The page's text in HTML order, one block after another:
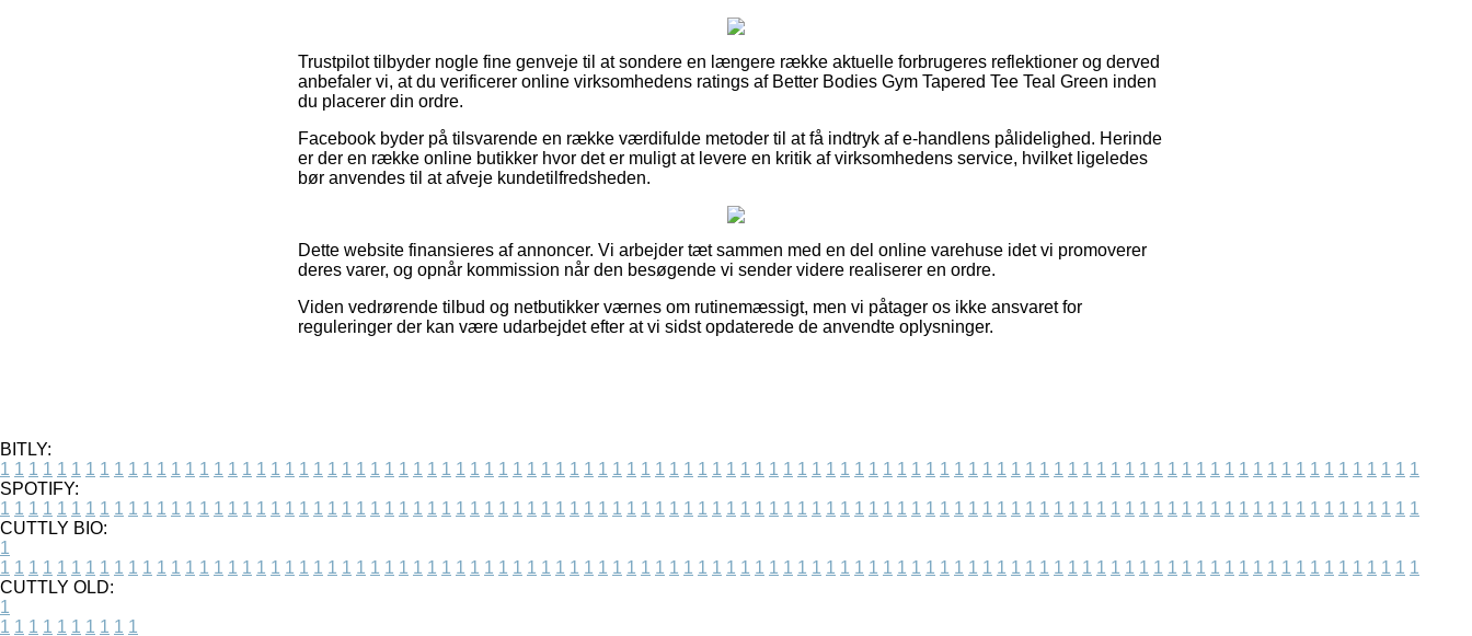
Trustpilot tilbyder nogle fine genveje til at sondere en længere række aktuelle forbrugeres reflektioner og derved
anbefaler vi, at du verificerer online virksomhedens ratings af Better Bodies Gym Tapered Tee Teal Green inden
du placerer din ordre.
Facebook byder på tilsvarende en række værdifulde metoder til at få indtryk af e-handlens pålidelighed. Herinde
er der en række online butikker hvor det er muligt at levere en kritik af virksomhedens service, hvilket ligeledes
bør anvendes til at afveje kundetilfredsheden.
Dette website finansieres af annoncer. Vi arbejder tæt sammen med en del online varehuse idet vi promoverer
deres varer, og opnår kommission når den besøgende vi sender videre realiserer en ordre.
Viden vedrørende tilbud og netbutikker værnes om rutinemæssigt, men vi påtager os ikke ansvaret for
reguleringer der kan være udarbejdet efter at vi sidst opdaterede de anvendte oplysninger.
BITLY:
1 1 1 1 1 1 1 1 1 1 1 1 1 1 1 1 1 1 1 1 1 1 1 1 1 1 1 1 1 1 1 1 1 1 1 1 1 1 1 1 1 1 1 1 1 1 1 1 1 1 1 1 1 1 1 1 1 1 1 1 1 1 1 1 1 1 1 1 1 1 1 1 1 1 1 1 1 1 1 1 1 1 1 1 1 1 1 1 1 1 1 1 1 1 1 1 1 1 1 1
SPOTIFY:
1 1 1 1 1 1 1 1 1 1 1 1 1 1 1 1 1 1 1 1 1 1 1 1 1 1 1 1 1 1 1 1 1 1 1 1 1 1 1 1 1 1 1 1 1 1 1 1 1 1 1 1 1 1 1 1 1 1 1 1 1 1 1 1 1 1 1 1 1 1 1 1 1 1 1 1 1 1 1 1 1 1 1 1 1 1 1 1 1 1 1 1 1 1 1 1 1 1 1 1
CUTTLY BIO:
1
1 1 1 1 1 1 1 1 1 1 1 1 1 1 1 1 1 1 1 1 1 1 1 1 1 1 1 1 1 1 1 1 1 1 1 1 1 1 1 1 1 1 1 1 1 1 1 1 1 1 1 1 1 1 1 1 1 1 1 1 1 1 1 1 1 1 1 1 1 1 1 1 1 1 1 1 1 1 1 1 1 1 1 1 1 1 1 1 1 1 1 1 1 1 1 1 1 1 1 1
CUTTLY OLD:
1
1 1 1 1 1 1 1 1 1 1